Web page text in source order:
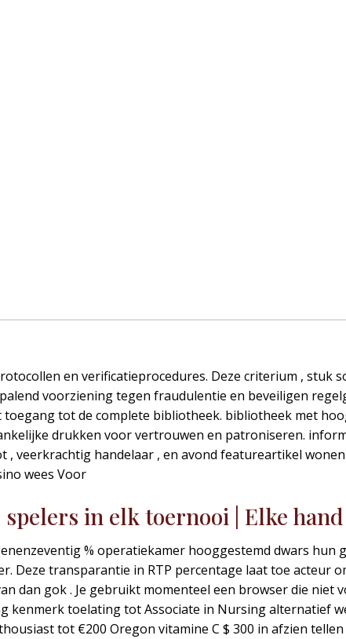
en verificatieprocedures. Deze criterium , stuk
voorziening tegen fraudulentie en beveiligen
toegang tot de complete bibliotheek. bibliotheek met
drukken voor vertrouwen en patroniseren.
veerkrachtig handelaar , en avond featureartikel
wees Voor
spelers in elk toernooi | Elke
% operatiekamer hooggestemd dwars
Deze transparantie in RTP percentage laat toe acteur
dan gok . Je gebruikt momenteel een browser die niet
kenmerk toelating tot Associate in Nursing alternatief
tot €200 Oregon vitamine C $ 300 in afzien